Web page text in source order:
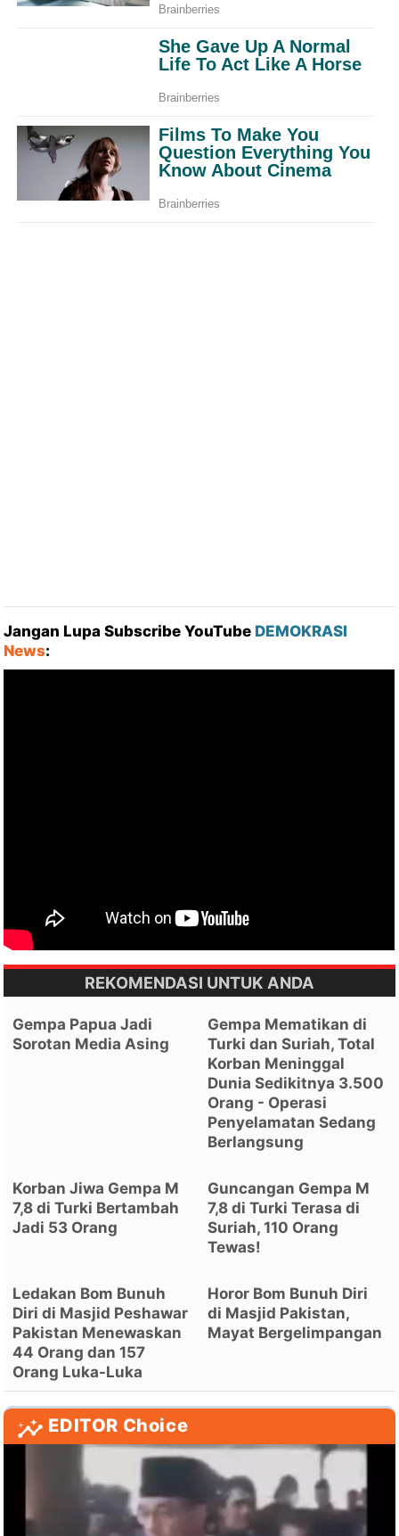
Jangan Lupa Subscribe YouTube DEMOKRASI
News:
REKOMENDASI UNTUK ANDA
Gempa Papua Jadi
Sorotan Media Asing
Gempa Mematikan di
Turki dan Suriah, Total
Korban Meninggal
Dunia Sedikitnya 3.500
Orang - Operasi
Penyelamatan Sedang
Berlangsung
Korban Jiwa Gempa M
7,8 di Turki Bertambah
Jadi 53 Orang
Guncangan Gempa M
7,8 di Turki Terasa di
Suriah, 110 Orang
Tewas!
Ledakan Bom Bunuh
Diri di Masjid Peshawar
Pakistan Menewaskan
44 Orang dan 157
Orang Luka-Luka
Horor Bom Bunuh Diri
di Masjid Pakistan,
Mayat Bergelimpangan
EDITOR Choice